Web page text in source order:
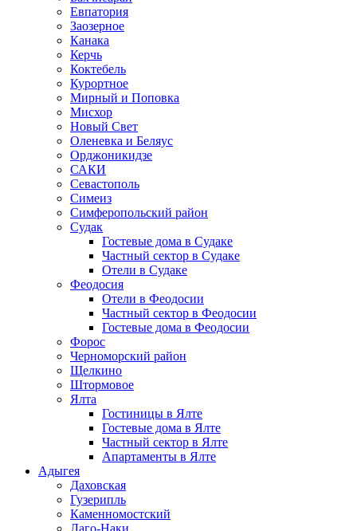
Евпатория
Заозерное
Канака
Керчь
Коктебель
Курортное
Мирный и Поповка
Мисхор
Новый Свет
Оленевка и Беляус
Орджоникидзе
САКИ
Севастополь
Симеиз
Симферопольский район
Судак
Гостевые дома в Судаке
Частный сектор в Судаке
Отели в Судаке
Феодосия
Отели в Феодосии
Частный сектор в Феодосии
Гостевые дома в Феодосии
Форос
Черноморский район
Щелкино
Штормовое
Ялта
Гостиницы в Ялте
Гостевые дома в Ялте
Частный сектор в Ялте
Апартаменты в Ялте
Адыгея
Даховская
Гузерипль
Каменномостский
Лаго-Наки